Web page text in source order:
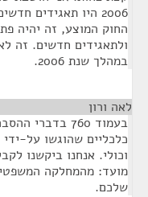
2006 היו תאגידים
החוק המוצע, זה יהיה
ולתאגידים חדשים. זה
במהלך שנת 2006.
לאה ורון
בעמוד 760
כלכליים שהוגשו על-
וכולי. אנחנו ביקשנו
מועד: מהמחלקה
שלכם.